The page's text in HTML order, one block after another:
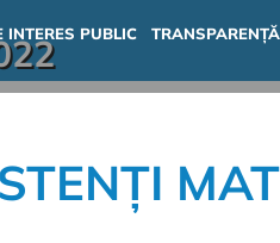
INTERES PUBLIC